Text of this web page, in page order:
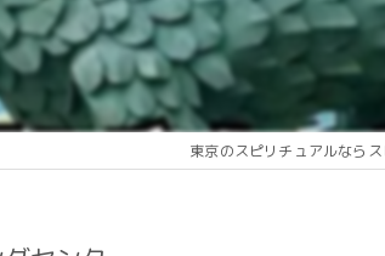
東京のスピリチュアルなら